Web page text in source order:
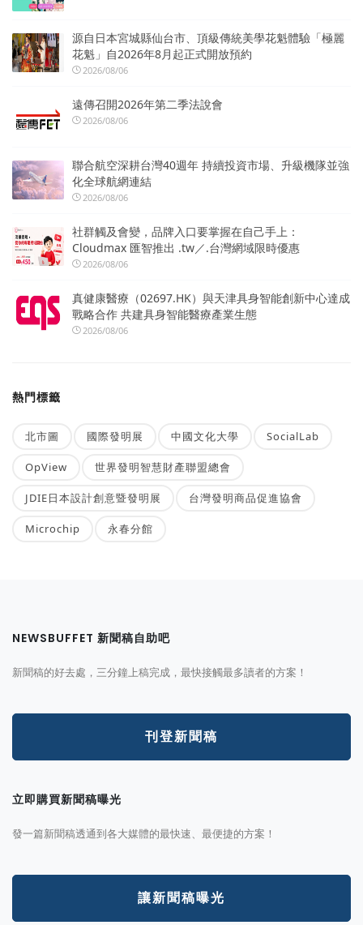
源自日本宮城縣仙台市、頂級傳統美學花魁體驗「極麗
花魁」自2026年8月起正式開放預約
2026/08/06
遠傳召開2026年第二季法說會
2026/08/06
聯合航空深耕台灣40週年 持續投資市場、升級機隊並強
化全球航網連結
2026/08/06
社群觸及會變，品牌入口要掌握在自己手上：
Cloudmax 匯智推出 .tw／.台灣網域限時優惠
2026/08/06
真健康醫療（02697.HK）與天津具身智能創新中心達成
戰略合作 共建具身智能醫療產業生態
2026/08/06
熱門標籤
北市圖 國際發明展 中國文化大學 SocialLab
OpView 世界發明智慧財產聯盟總會
JDIE日本設計創意暨發明展 台灣發明商品促進協會
Microchip 永春分館
NEWSBUFFET 新聞稿自助吧
新聞稿的好去處，三分鐘上稿完成，最快接觸最多讀者的方案！
刊登新聞稿
立即購買新聞稿曝光
發一篇新聞稿透通到各大媒體的最快速、最便捷的方案！
讓新聞稿曝光